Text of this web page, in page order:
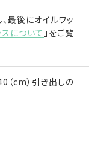
最後にオイルワッ
について 」をご覧
cm）引き出しの